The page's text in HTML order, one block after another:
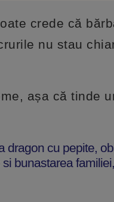
crede că
nu stau
așa că tinde
dragon cu pepite,
si bunastarea